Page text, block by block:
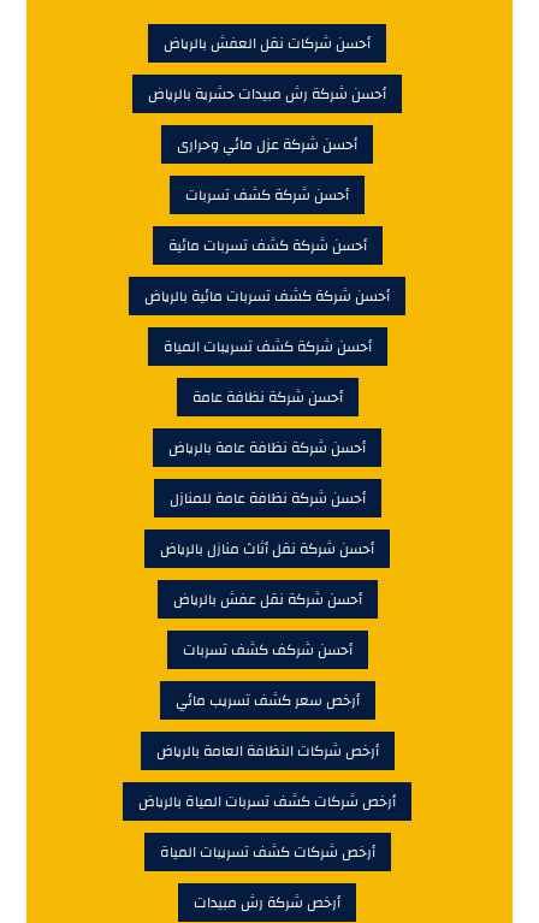
أحسن شركات نقل العفش بالرياض
أحسن شركة رش مبيدات حشرية بالرياض
أحسن شركة عزل مائي وحرارى
أحسن شركة كشف تسربات
أحسن شركة كشف تسربات مائية
أحسن شركة كشف تسربات مائية بالرياض
أحسن شركة كشف تسريبات المياة
أحسن شركة نظافة عامة
أحسن شركة نظافة عامة بالرياض
أحسن شركة نظافة عامة للمنازل
أحسن شركة نقل أثاث منازل بالرياض
أحسن شركة نقل عفش بالرياض
أحسن شركف كشف تسربات
أرخص سعر كشف تسريب مائي
أرخص شركات النظافة العامة بالرياض
أرخص شركات كشف تسربات المياة بالرياض
أرخص شركات كشف تسريبات المياة
أرخص شركة رش مبيدات